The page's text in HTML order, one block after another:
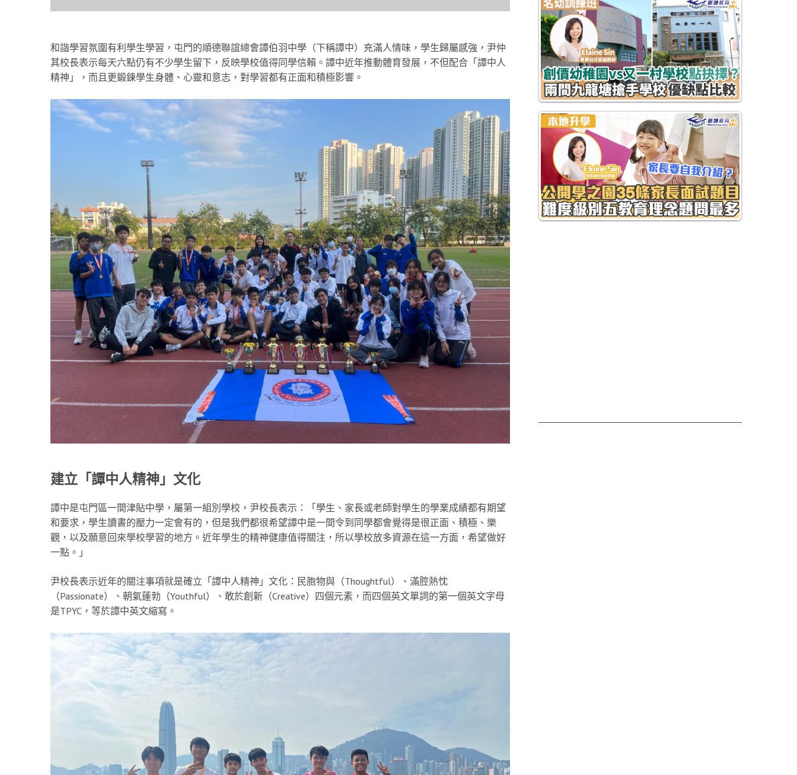
和諧學習氛圍有利學生學習，屯門的順德聯誼總會譚伯羽中學（下稱譚中）充滿人情味，學生歸屬感強，尹仲
其校長表示每天六點仍有不少學生留下，反映學校值得同學信賴。譚中近年推動體育發展，不但配合「譚中人
精神」，而且更鍛鍊學生身體、心靈和意志，對學習都有正面和積極影響。
建立「譚中人精神」文化
譚中是屯門區一間津貼中學，屬第一組別學校，尹校長表示：「學生、家長或老師對學生的學業成績都有期望
和要求，學生讀書的壓力一定會有的，但是我們都很希望譚中是一間令到同學都會覺得是很正面、積極、樂
觀，以及願意回來學校學習的地方。近年學生的精神健康值得關注，所以學校放多資源在這一方面，希望做好
一點。」
尹校長表示近年的關注事項就是確立「譚中人精神」文化：民胞物與（Thoughtful）、滿腔熱忱
（Passionate）、朝氣蓬勃（Youthful）、敢於創新（Creative）四個元素，而四個英文單詞的第一個英文字母
是TPYC，等於譚中英文縮寫。